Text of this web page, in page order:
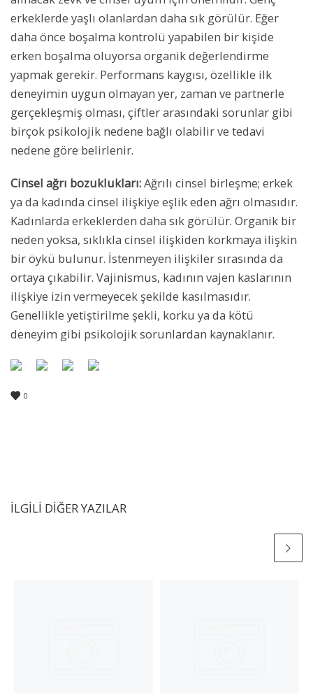
erkeklerde yaşlı olanlardan daha sık görülür. Eğer
daha önce boşalma kontrolü yapabilen bir kişide
erken boşalma oluyorsa organik değerlendirme
yapmak gerekir. Performans kaygısı, özellikle ilk
deneyimin uygun olmayan yer, zaman ve partnerle
gerçekleşmiş olması, çiftler arasındaki sorunlar gibi
birçok psikolojik nedene bağlı olabilir ve tedavi
nedene göre belirlenir.
Cinsel ağrı bozuklukları:Ağrılı cinsel birleşme; erkek
ya da kadında cinsel ilişkiye eşlik eden ağrı olmasıdır.
Kadınlarda erkeklerden daha sık görülür. Organik bir
neden yoksa, sıklıkla cinsel ilişkiden korkmaya ilişkin
bir öykü bulunur. İstenmeyen ilişkiler sırasında da
ortaya çıkabilir. Vajinismus, kadının vajen kaslarının
ilişkiye izin vermeyecek şekilde kasılmasıdır.
Genellikle yetiştirilme şekli, korku ya da kötü
deneyim gibi psikolojik sorunlardan kaynaklanır.
0
İLGILI DIĞER YAZILAR